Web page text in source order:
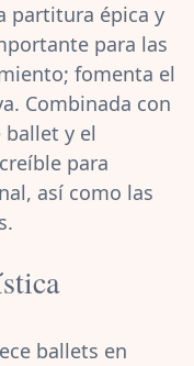
partitura épica y
para las
fomenta el
Combinada con
y el
para
así como las
ballets en